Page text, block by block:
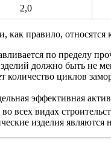
2,0
как правило,
по пределу
должно быть не
количество циклов
эффективная
всех видах
изделия